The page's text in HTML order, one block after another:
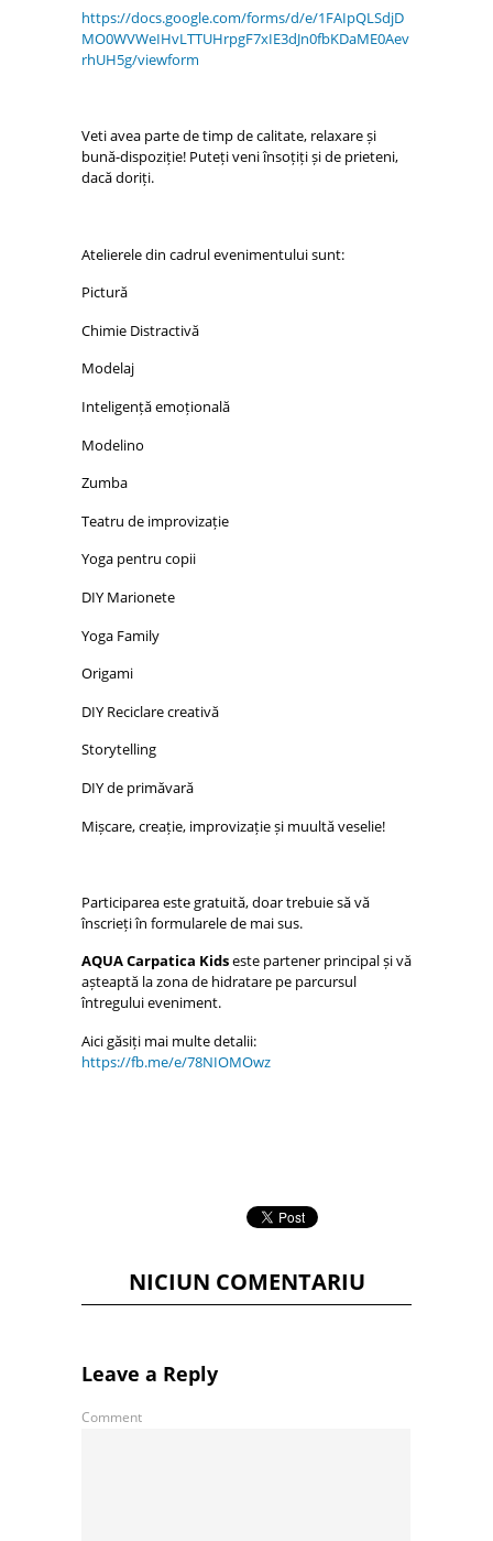
https://docs.google.com/forms/d/e/1FAIpQLSdjD
MO0WVWeIHvLTTUHrpgF7xIE3dJn0fbKDaME0Aev
rhUH5g/viewform
Veti avea parte de timp de calitate, relaxare și
bună-dispoziție! Puteți veni însoțiți și de prieteni,
dacă doriți.
Atelierele din cadrul evenimentului sunt:
Pictură
Chimie Distractivă
Modelaj
Inteligență emoțională
Modelino
Zumba
Teatru de improvizație
Yoga pentru copii
DIY Marionete
Yoga Family
Origami
DIY Reciclare creativă
Storytelling
DIY de primăvară
Mișcare, creație, improvizație și muultă veselie!
Participarea este gratuită, doar trebuie să vă
înscrieți în formularele de mai sus.
AQUA Carpatica Kidseste partener principal și vă
așteaptă la zona de hidratare pe parcursul
întregului eveniment.
Aici găsiți mai multe detalii:
https://fb.me/e/78NIOMOwz
NICIUN COMENTARIU
Leave a Reply
Comment